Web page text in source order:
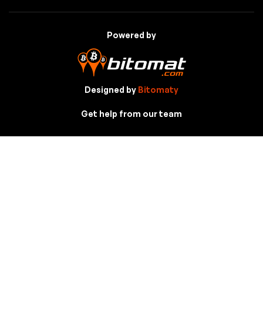
Powered by
Designed by Bitomaty
Get help from our team